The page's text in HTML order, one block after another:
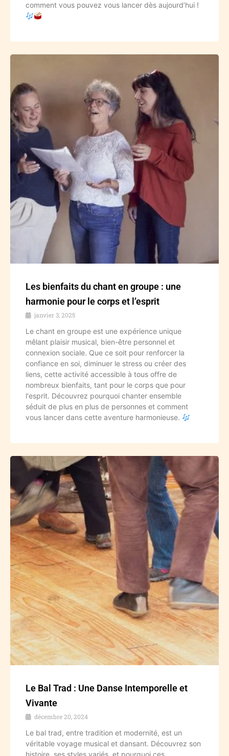
comment vous pouvez vous lancer dès aujourd’hui !
Les bienfaits du chant en groupe : une
harmonie pour le corps et l’esprit
janvier 3, 2025
Le chant en groupe est une expérience unique
mêlant plaisir musical, bien-être personnel et
connexion sociale. Que ce soit pour renforcer la
confiance en soi, diminuer le stress ou créer des
liens, cette activité accessible à tous offre de
nombreux bienfaits, tant pour le corps que pour
l'esprit. Découvrez pourquoi chanter ensemble
séduit de plus en plus de personnes et comment
vous lancer dans cette aventure harmonieuse.
Le Bal Trad : Une Danse Intemporelle et
Vivante
décembre 20, 2024
Le bal trad, entre tradition et modernité, est un
véritable voyage musical et dansant. Découvrez son